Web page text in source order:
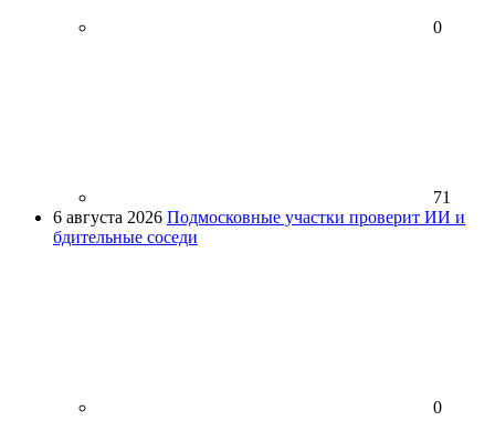
0
71
6 августа 2026 Подмосковные участки проверит ИИ и
бдительные соседи
0